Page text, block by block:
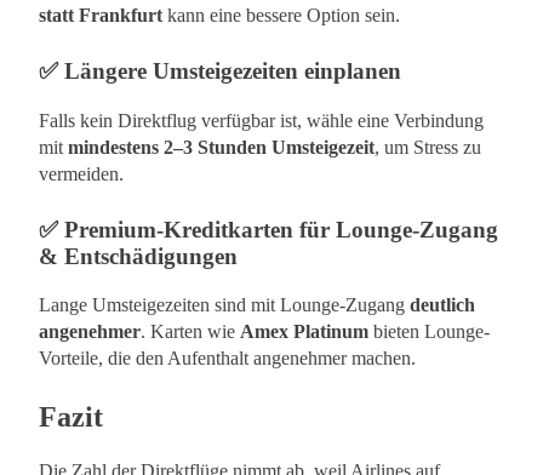
statt Frankfurt kann eine bessere Option sein.
✅Längere Umsteigezeiten einplanen
Falls kein Direktflug verfügbar ist, wähle eine Verbindung
mit mindestens 2–3 Stunden Umsteigezeit, um Stress zu
vermeiden.
✅Premium-Kreditkarten für Lounge-Zugang
& Entschädigungen
Lange Umsteigezeiten sind mit Lounge-Zugang deutlich
angenehmer. Karten wie Amex Platinum bieten Lounge-
Vorteile, die den Aufenthalt angenehmer machen.
Fazit